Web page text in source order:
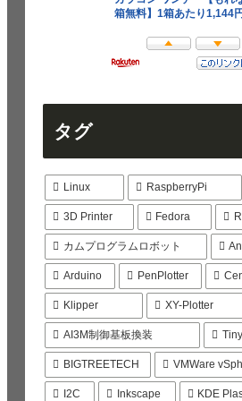
タグ
Linux RaspberryPi
3D Printer Fedora
カムプログラムロボット
Arduino PenPlotter
Klipper XY-Plotter
AI3M制御基板換装
BIGTREETECH VMWare
I2C Inkscape KDE